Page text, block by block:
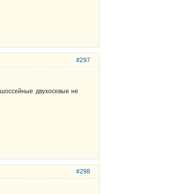
#297
двухосевые не
#298